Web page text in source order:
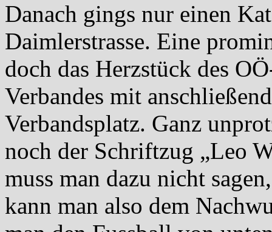
Danach gings nur einen
Daimlerstrasse. Eine
doch das Herzstück des
Verbandes mit
Verbandsplatz. Ganz
noch der Schriftzug „Leo
muss man dazu nicht
kann man also dem